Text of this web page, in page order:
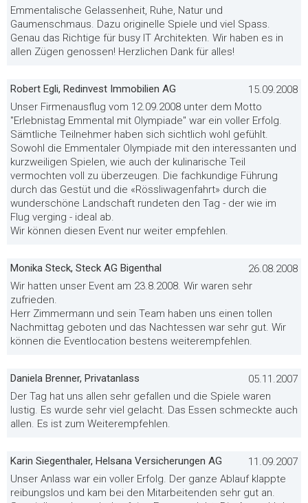
Emmentalische Gelassenheit, Ruhe, Natur und
Gaumenschmaus. Dazu originelle Spiele und viel Spass.
Genau das Richtige für busy IT Architekten. Wir haben es in
allen Zügen genossen! Herzlichen Dank für alles!
Robert Egli, Redinvest Immobilien AG
15.09.2008
Unser Firmenausflug vom 12.09.2008 unter dem Motto
"Erlebnistag Emmental mit Olympiade" war ein voller Erfolg.
Sämtliche Teilnehmer haben sich sichtlich wohl gefühlt.
Sowohl die Emmentaler Olympiade mit den interessanten und
kurzweiligen Spielen, wie auch der kulinarische Teil
vermochten voll zu überzeugen. Die fachkundige Führung
durch das Gestüt und die «Rössliwagenfahrt» durch die
wunderschöne Landschaft rundeten den Tag - der wie im
Flug verging - ideal ab.
Wir können diesen Event nur weiter empfehlen.
Monika Steck, Steck AG Bigenthal
26.08.2008
Wir hatten unser Event am 23.8.2008. Wir waren sehr
zufrieden.
Herr Zimmermann und sein Team haben uns einen tollen
Nachmittag geboten und das Nachtessen war sehr gut. Wir
können die Eventlocation bestens weiterempfehlen.
Daniela Brenner, Privatanlass
05.11.2007
Der Tag hat uns allen sehr gefallen und die Spiele waren
lustig. Es wurde sehr viel gelacht. Das Essen schmeckte auch
allen. Es ist zum Weiterempfehlen.
Karin Siegenthaler, Helsana Versicherungen AG
11.09.2007
Unser Anlass war ein voller Erfolg. Der ganze Ablauf klappte
reibungslos und kam bei den Mitarbeitenden sehr gut an.